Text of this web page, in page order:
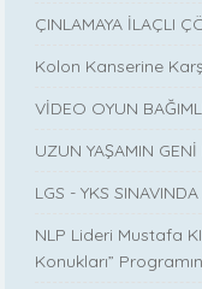
ÇINLAMAYA İLAÇLI
Kolon Kanserine
VİDEO OYUN
UZUN YAŞAMIN
LGS - YKS
NLP Lideri Mustafa
Konukları”